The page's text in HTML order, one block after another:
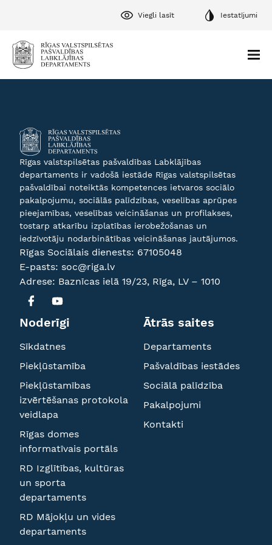
Viegli lasīt Iestatījumi
Rīgas valstspilsētas pašvaldības Labklājības
departaments ir vadošā iestāde Rīgas valstspilsētas
pašvaldībai noteiktās kompetences ietvaros sociālo
pakalpojumu, sociālās palīdzības, veselības aprūpes
pieejamības, veselības veicināšanas un profilakses,
tostarp atkarību izplatības ierobežošanas un
iedzīvotāju nodarbinātības veicināšanas jautājumos.
Rīgas Sociālais dienests: 67105048
E-pasts: soc@riga.lv
Adrese: Baznīcas ielā 19/23, Rīga, LV – 1010
Noderīgi
Sīkdatnes
Piekļūstamība
Piekļūstamības
izvērtēšanas protokola
veidlapa
Rīgas domes
informatīvais portāls
RD Izglītības, kultūras
un sporta
departaments
RD Mājokļu un vides
departaments
Ātrās saites
Departaments
Pašvaldības iestādes
Sociālā palīdzība
Pakalpojumi
Kontakti